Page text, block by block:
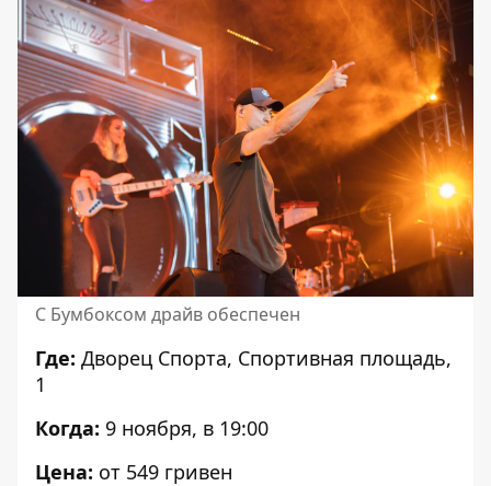
С Бумбоксом драйв обеспечен
Где: Дворец Спорта, Спортивная площадь,
1
Когда: 9 ноября, в 19:00
Цена: от 549 гривен